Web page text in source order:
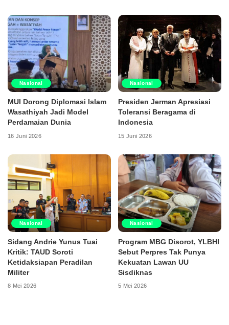
Nasional
MUI Dorong Diplomasi Islam
Wasathiyah Jadi Model
Perdamaian Dunia
16 Juni 2026
Nasional
Presiden Jerman Apresiasi
Toleransi Beragama di
Indonesia
15 Juni 2026
Nasional
Sidang Andrie Yunus Tuai
Kritik: TAUD Soroti
Ketidaksiapan Peradilan
Militer
8 Mei 2026
Nasional
Program MBG Disorot, YLBHI
Sebut Perpres Tak Punya
Kekuatan Lawan UU
Sisdiknas
5 Mei 2026